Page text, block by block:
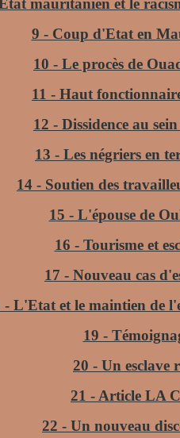
mauritanien et le
9 - Coup d'Etat en
10 - Le procès de
11 - Haut
12 - Dissidence au
13 - Les négriers en
14 - Soutien des
15 - L'épouse de
16 - Tourisme et
17 - Nouveau cas
- L'Etat et le maintien de
19 -
20 - Un esclave
21 - Article LA
22 - Un nouveau